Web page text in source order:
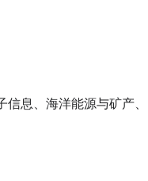
息、海洋能源与矿产、